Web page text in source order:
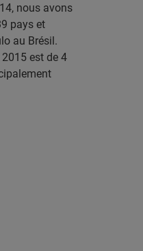
nous avons
pays et
au Brésil.
est de 4